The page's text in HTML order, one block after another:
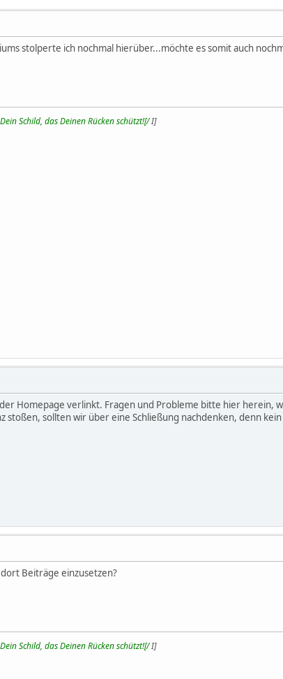
stolperte ich nochmal hierüber...möchte es somit auch
Schild, das Deinen Rücken schützt![/I]
Homepage verlinkt. Fragen und Probleme bitte hier herein,
stoßen, sollten wir über eine Schließung nachdenken, denn
Beiträge einzusetzen?
Schild, das Deinen Rücken schützt![/I]